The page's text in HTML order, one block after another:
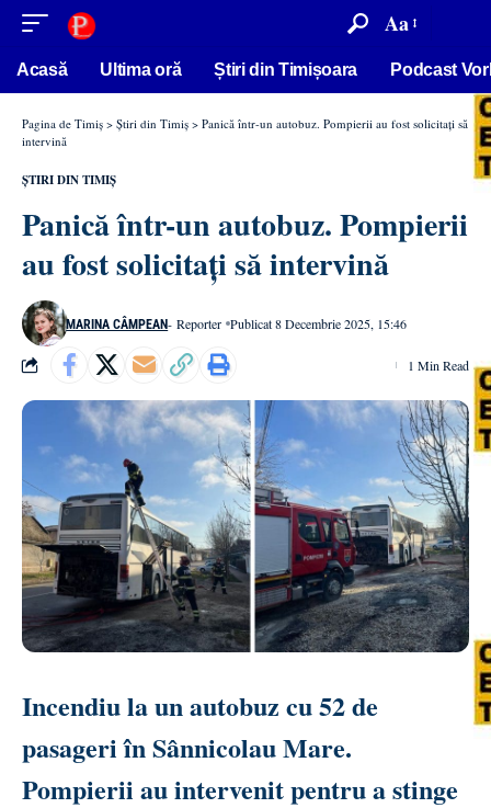
conținut Aa
Acasă Ultima oră Știri din Timișoara Podcast
Pagina de Timiș > Știri din Timiș > Panică într-un autobuz. Pompierii au fost solicitați să
intervină
ȘTIRI DIN TIMIȘ
Panică într-un autobuz. Pompierii
au fost solicitați să intervină
MARINA CÂMPEAN- Reporter Publicat 8 Decembrie 2025, 15:46
1 Min Read
Incendiu la un autobuz cu 52 de
pasageri în Sânnicolau Mare.
Pompierii au intervenit pentru a stinge